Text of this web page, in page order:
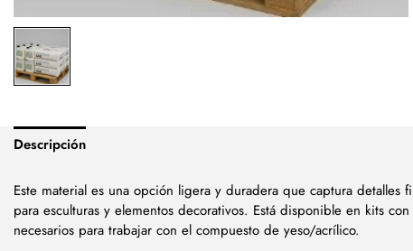
Descripción
Este material es una opción ligera y duradera que captura detalles
para esculturas y elementos decorativos. Está disponible en kits
necesarios para trabajar con el compuesto de yeso/acrílico.